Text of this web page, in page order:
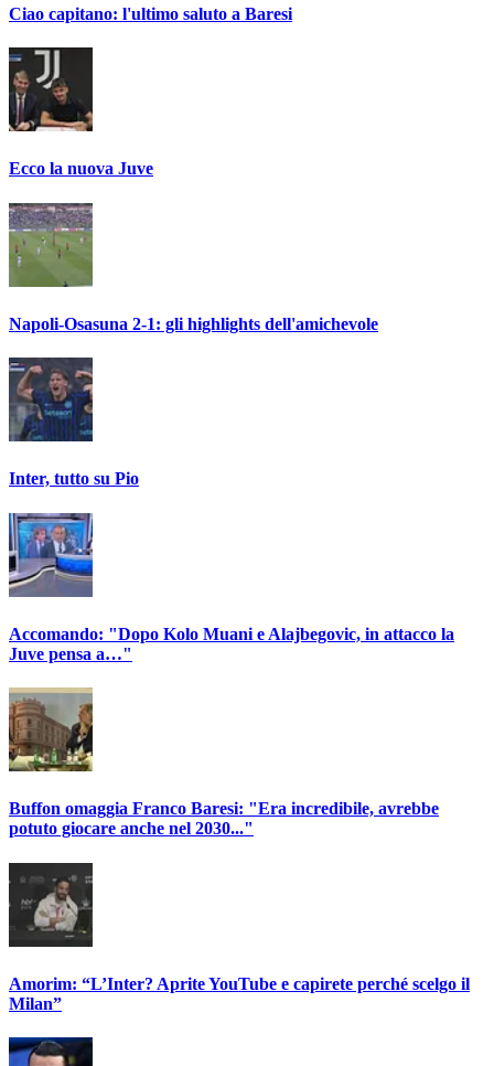
Ciao capitano: l'ultimo saluto a Baresi
Ecco la nuova Juve
Napoli-Osasuna 2-1: gli highlights dell'amichevole
Inter, tutto su Pio
Accomando: "Dopo Kolo Muani e Alajbegovic, in attacco la
Juve pensa a…"
Buffon omaggia Franco Baresi: "Era incredibile, avrebbe
potuto giocare anche nel 2030..."
Amorim: “L’Inter? Aprite YouTube e capirete perché scelgo il
Milan”